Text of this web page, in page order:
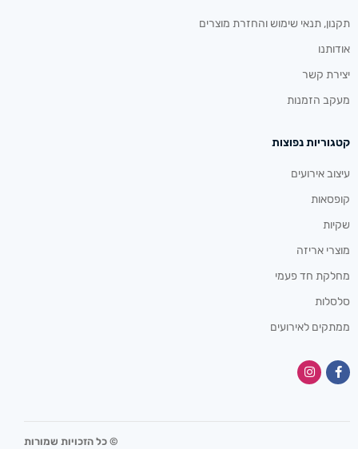
תקנון, תנאי שימוש והחזרת מוצרים
אודותנו
יצירת קשר
מעקב הזמנות
קטגוריות נפוצות
עיצוב אירועים
קופסאות
שקיות
מוצרי אריזה
מחלקת חד פעמי
סלסלות
ממתקים לאירועים
© כל הזכויות שמורות